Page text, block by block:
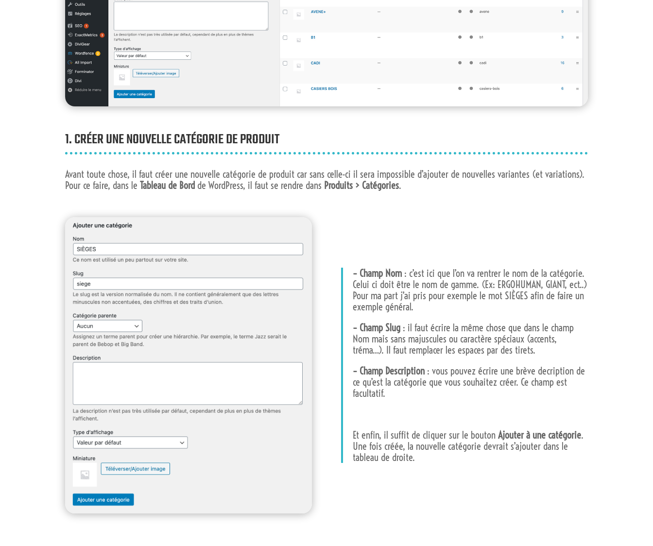
1. CRÉER UNE NOUVELLE CATÉGORIE DE PRODUIT
Avant toute chose, il faut créer une nouvelle catégorie de produit car sans celle-ci il sera impossible d’ajouter de nouvelles variantes (et variations).
Pour ce faire, dans leTableau de Bord de WordPress, il faut se rendre dans Produits > Catégories.
– Champ Nom : c’est ici que l’on va rentrer le nom de la catégorie.
Celui ci doit être le nom de gamme. (Ex: ERGOHUMAN, GIANT, ect..)
Pour ma part j’ai pris pour exemple le mot SIÈGES afin de faire un
exemple général.
– Champ Slug : il faut écrire la même chose que dans le champ
Nom mais sans majuscules ou caractère spéciaux (accents,
tréma…). Il faut remplacer les espaces par des tirets.
– Champ Description : vous pouvez écrire une brève decription de
ce qu’est la catégorie que vous souhaitez créer. Ce champ est
facultatif.
Et enfin, il suffit de cliquer sur le bouton Ajouter à une catégorie.
Une fois créée, la nouvelle catégorie devrait s’ajouter dans le
tableau de droite.